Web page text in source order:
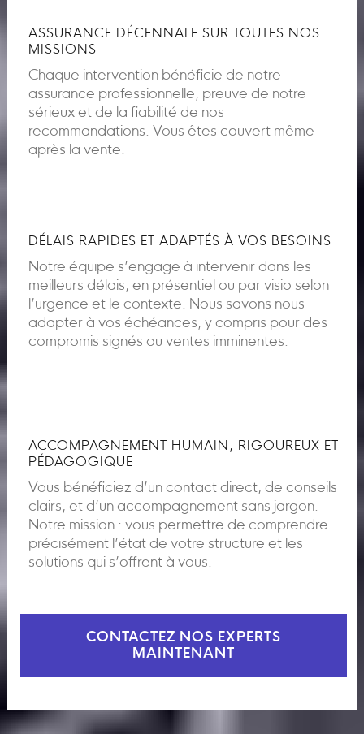
ASSURANCE DÉCENNALE SUR TOUTES NOS
MISSIONS
Chaque intervention bénéficie de notre
assurance professionnelle, preuve de notre
sérieux et de la fiabilité de nos
recommandations. Vous êtes couvert même
après la vente.
DÉLAIS RAPIDES ET ADAPTÉS À VOS BESOINS
Notre équipe s’engage à intervenir dans les
meilleurs délais, en présentiel ou par visio selon
l’urgence et le contexte. Nous savons nous
adapter à vos échéances, y compris pour des
compromis signés ou ventes imminentes.
ACCOMPAGNEMENT HUMAIN, RIGOUREUX ET
PÉDAGOGIQUE
Vous bénéficiez d’un contact direct, de conseils
clairs, et d’un accompagnement sans jargon.
Notre mission : vous permettre de comprendre
précisément l’état de votre structure et les
solutions qui s’offrent à vous.
CONTACTEZ NOS EXPERTS
MAINTENANT